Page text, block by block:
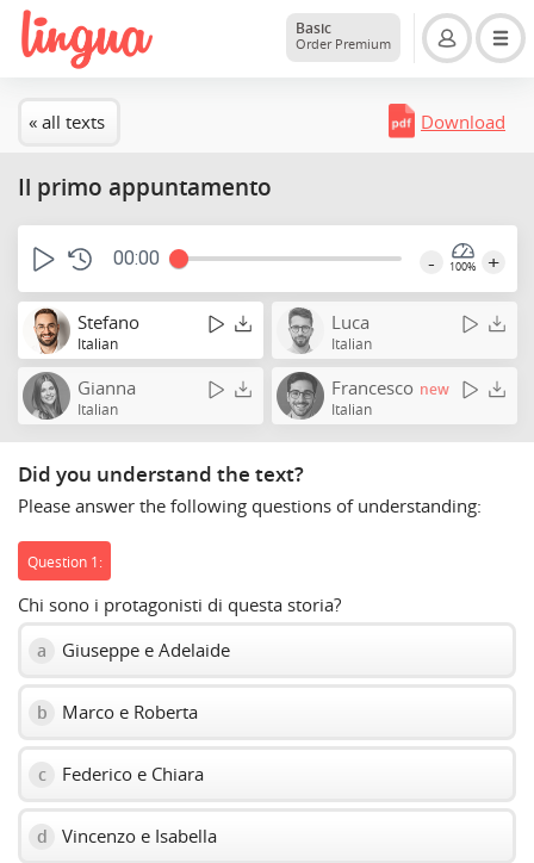
Basic
Order Premium
« all texts Download
Il primo appuntamento
00:00 - 100% +
Stefano
Italian
Luca
Italian
Gianna
Italian
Francesco new
Italian
Did you understand the text?
Please answer the following questions of understanding:
Question 1:
Chi sono i protagonisti di questa storia?
a Giuseppe e Adelaide
b Marco e Roberta
c Federico e Chiara
d Vincenzo e Isabella